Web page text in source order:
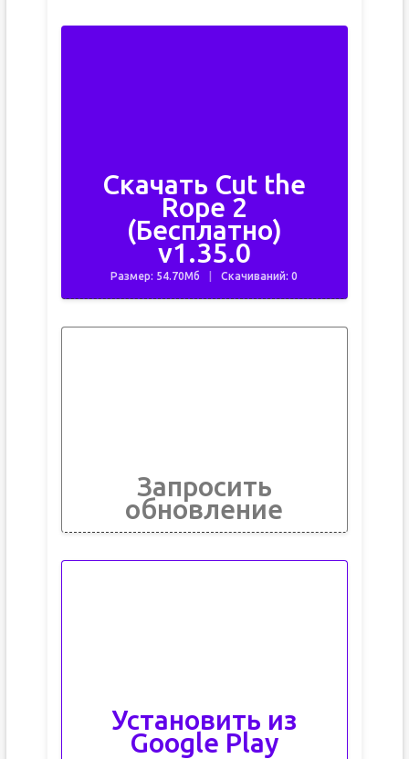
Скачать Cut the
Rope 2
(Бесплатно)
v1.35.0
Размер: 54.70Мб Скачиваний: 0
Запросить
обновление
Установить из
Google Play